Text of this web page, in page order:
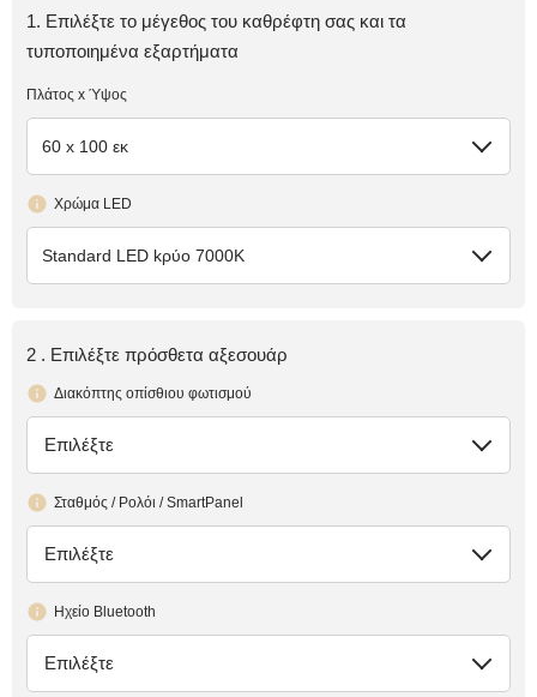
1. Επιλέξτε το μέγεθος του καθρέφτη σας και τα
τυποποιημένα εξαρτήματα
Πλάτος x Ύψος
60 x 100 εκ
Χρώμα LED
Standard LED kρύο 7000K
2 . Επιλέξτε πρόσθετα αξεσουάρ
Διακόπτης οπίσθιου φωτισμού
έλλειψη
Επιλέξτε
Σταθμός / Ρολόι / SmartPanel
έλλειψη
Επιλέξτε
Ηχείο Bluetooth
έλλειψη
Επιλέξτε